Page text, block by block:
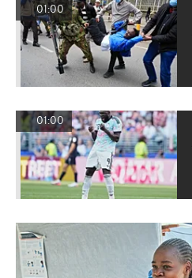
01:00
01:00